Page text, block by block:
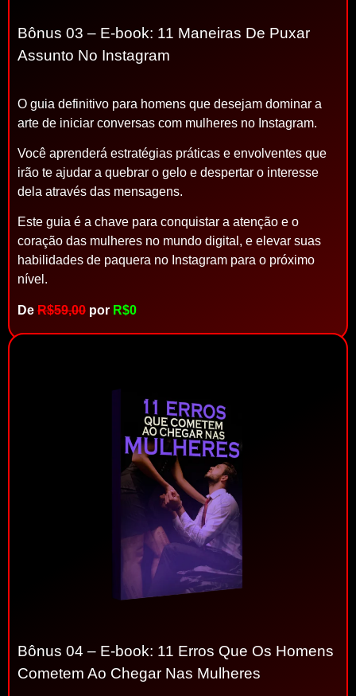
Bônus 03 – E-book: 11 Maneiras De Puxar
Assunto No Instagram
O guia definitivo para homens que desejam dominar a
arte de iniciar conversas com mulheres no Instagram.
Você aprenderá estratégias práticas e envolventes que
irão te ajudar a quebrar o gelo e despertar o interesse
dela através das mensagens.
Este guia é a chave para conquistar a atenção e o
coração das mulheres no mundo digital, e elevar suas
habilidades de paquera no Instagram para o próximo
nível.
De R$59,00 por R$0
Bônus 04 – E-book: 11 Erros Que Os Homens
Cometem Ao Chegar Nas Mulheres